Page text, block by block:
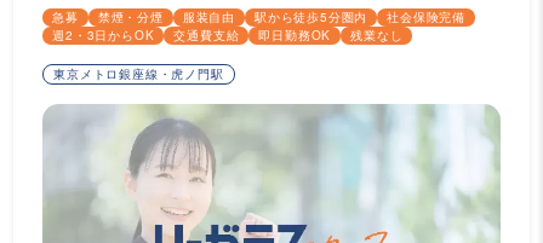
急募 禁煙・分煙 服装自由 駅から徒歩5分圏内
社会保険完備
週2・3日からOK
交通費支給 即日勤務OK 残業なし
東京メトロ銀座線・虎ノ門駅